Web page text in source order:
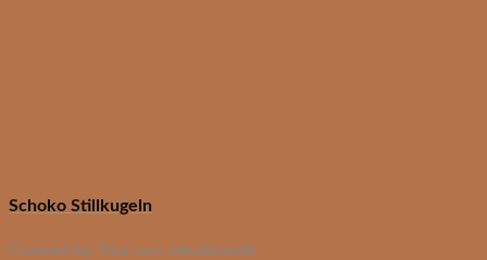
Schoko Stillkugeln
Created by Tina von Jakubowski